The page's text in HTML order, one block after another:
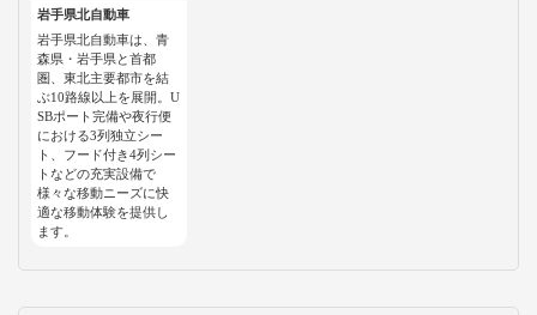
岩手県北自動車
岩手県北自動車は、青
森県・岩手県と首都
圏、東北主要都市を結
ぶ10路線以上を展開。U
SBポート完備や夜行便
における3列独立シー
ト、フード付き4列シー
トなどの充実設備で
様々な移動ニーズに快
適な移動体験を提供し
ます。